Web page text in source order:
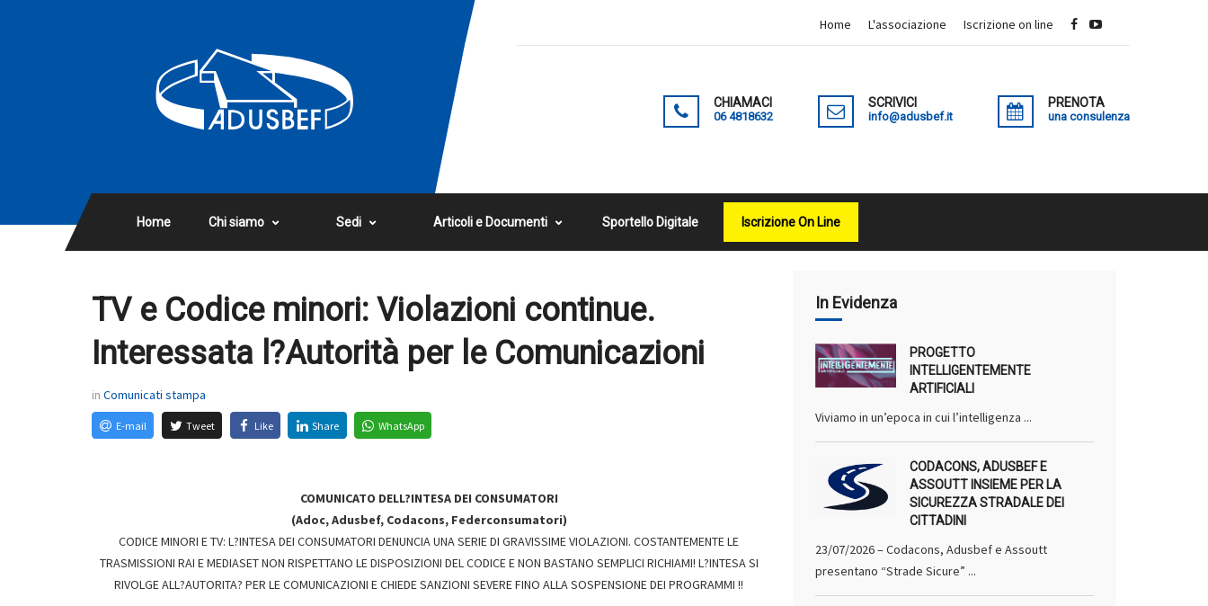
Home L'associazione Iscrizione on line
CHIAMACI
06 4818632
SCRIVICI
info@adusbef.it
PRENOTA
una consulenza
Home Chi siamo Sedi Articoli e Documenti Sportello Digitale Iscrizione On Line
X
TV e Codice minori: Violazioni continue.
Interessata l?Autorità per le Comunicazioni
in Comunicati stampa
E-mail Tweet Like Share WhatsApp
COMUNICATO DELL?INTESA DEI CONSUMATORI
(Adoc, Adusbef, Codacons, Federconsumatori)
CODICE MINORI E TV: L?INTESA DEI CONSUMATORI DENUNCIA UNA SERIE DI GRAVISSIME VIOLAZIONI. COSTANTEMENTE LE
TRASMISSIONI RAI E MEDIASET NON RISPETTANO LE DISPOSIZIONI DEL CODICE E NON BASTANO SEMPLICI RICHIAMI! L?INTESA SI
RIVOLGE ALL?AUTORITA? PER LE COMUNICAZIONI E CHIEDE SANZIONI SEVERE FINO ALLA SOSPENSIONE DEI PROGRAMMI !!
In Evidenza
PROGETTO
INTELLIGENTEMENTE
ARTIFICIALI
Viviamo in un’epoca in cui l’intelligenza ...
CODACONS, ADUSBEF E
ASSOUTT INSIEME PER LA
SICUREZZA STRADALE DEI
CITTADINI
23/07/2026 – Codacons, Adusbef e Assoutt
presentano “Strade Sicure” ...